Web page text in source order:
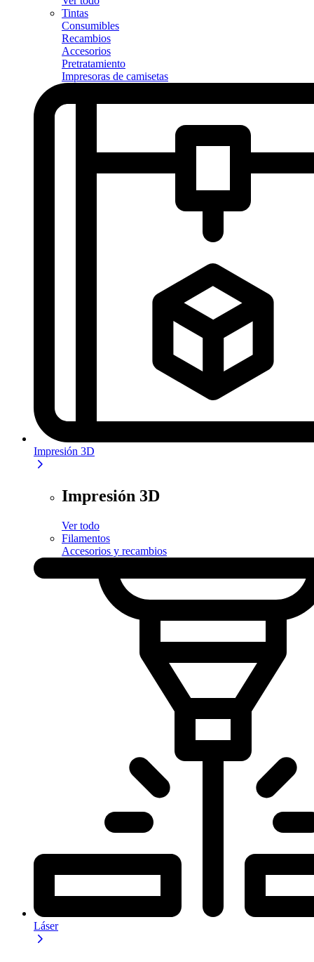
Tintas
Consumibles
Recambios
Accesorios
Pretratamiento
Impresoras de camisetas
Impresión 3D
Impresión 3D
Ver todo
Filamentos
Accesorios y recambios
Láser